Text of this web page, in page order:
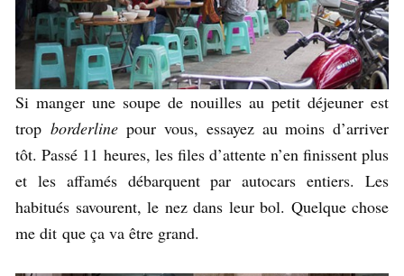
Si manger une soupe de nouilles au petit déjeuner est
trop borderlinepour vous, essayez au moins d’arriver
tôt. Passé 11 heures, les files d’attente n’en finissent plus
et les affamés débarquent par autocars entiers. Les
habitués savourent, le nez dans leur bol. Quelque chose
me dit que ça va être grand.